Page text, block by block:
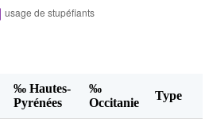
‰ Hautes-
Pyrénées
‰
Occitanie
Type